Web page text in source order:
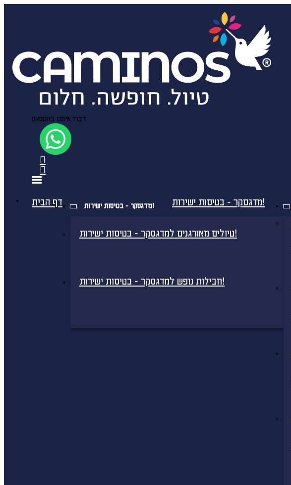
דברו איתנו בווטסאפ
דף הבית מדגסקר - בטיסות ישירות! מדגסקר - בטיסות ישירות!
טיולים מאורגנים למדגסקר - בטיסות ישירות!
חבילות נופש למדגסקר - בטיסות ישירות!